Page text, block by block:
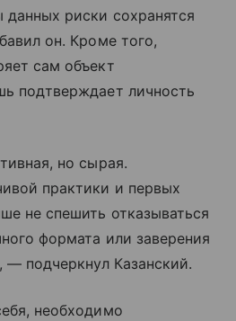
риски сохранятся
он. Кроме того,
сам объект
подтверждает личность
но сырая.
практики и первых
не спешить отказываться
формата или заверения
— подчеркнул Казанский.
необходимо